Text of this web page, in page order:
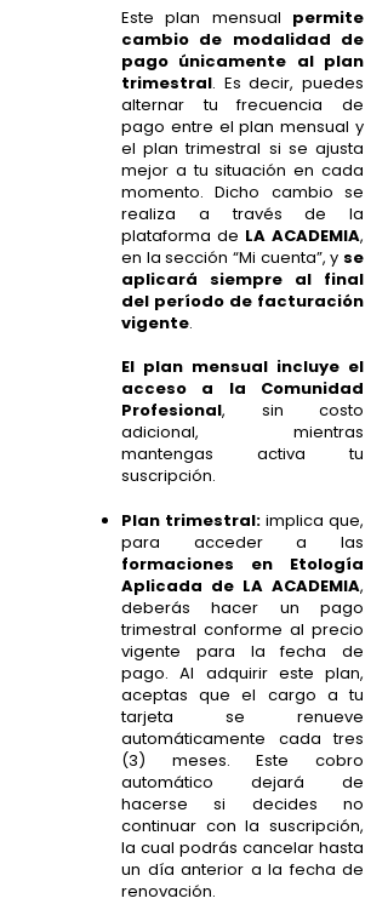
Este plan mensual permite
cambio de modalidad de
pago únicamente al plan
trimestral. Es decir, puedes
alternar tu frecuencia de
pago entre el plan mensual y
el plan trimestral si se ajusta
mejor a tu situación en cada
momento. Dicho cambio se
realiza a través de la
plataforma de LA ACADEMIA,
en la sección “Mi cuenta”, y se
aplicará siempre al final
del período de facturación
vigente.
El plan mensual incluye el
acceso a la Comunidad
Profesional, sin costo
adicional, mientras
mantengas activa tu
suscripción.
Plan trimestral: implica que,
para acceder a las
formaciones en Etología
Aplicada de LA ACADEMIA,
deberás hacer un pago
trimestral conforme al precio
vigente para la fecha de
pago. Al adquirir este plan,
aceptas que el cargo a tu
tarjeta se renueve
automáticamente cada tres
(3) meses. Este cobro
automático dejará de
hacerse si decides no
continuar con la suscripción,
la cual podrás cancelar hasta
un día anterior a la fecha de
renovación.